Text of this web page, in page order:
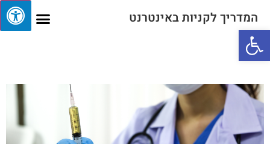
פתח סרגל נגישות
המדריך לקניות באינטרנט